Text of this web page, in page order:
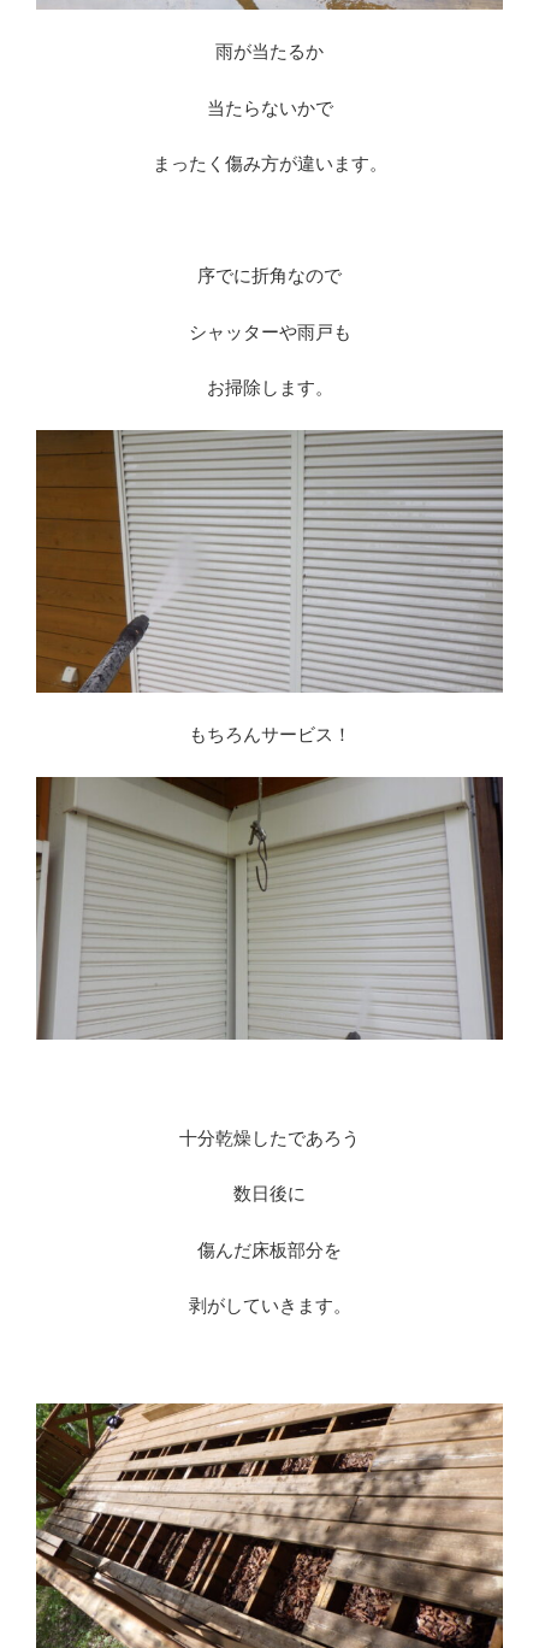
雨が当たるか
当たらないかで
まったく傷み方が違います。
序でに折角なので
シャッターや雨戸も
お掃除します。
もちろんサービス！
十分乾燥したであろう
数日後に
傷んだ床板部分を
剥がしていきます。